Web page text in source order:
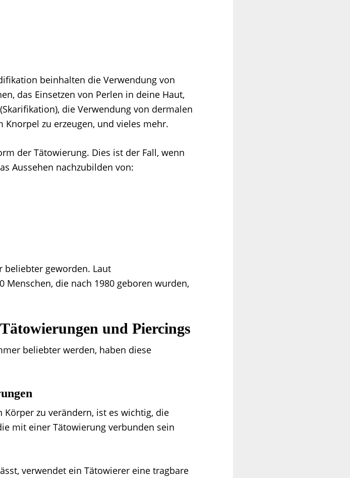
beinhalten die Verwendung von
das Einsetzen von Perlen in deine Haut,
die Verwendung von dermalen
zu erzeugen, und vieles mehr.
der Tätowierung. Dies ist der Fall, wenn
Aussehen nachzubilden von:
beliebter geworden. Laut
die nach 1980 geboren wurden,
und Piercings
beliebter werden, haben diese
zu verändern, ist es wichtig, die
mit einer Tätowierung verbunden sein
verwendet ein Tätowierer eine tragbare